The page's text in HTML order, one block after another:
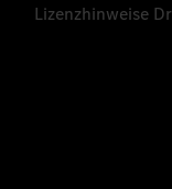
Lizenzhinweise